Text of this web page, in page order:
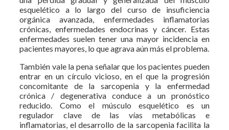
esquelético a lo largo del curso de insuficiencia
orgánica avanzada, enfermedades inflamatorias
crónicas, enfermedades endocrinas y cáncer. Estas
enfermedades suelen tener una mayor incidencia en
pacientes mayores, lo que agrava aún más el problema.
También vale la pena señalar que los pacientes pueden
entrar en un círculo vicioso, en el que la progresión
concomitante de la sarcopenia y la enfermedad
crónica / degenerativa conduce a un pronóstico
reducido. Como el músculo esquelético es un
regulador clave de las vías metabólicas e
inflamatorias, el desarrollo de la sarcopenia facilita la